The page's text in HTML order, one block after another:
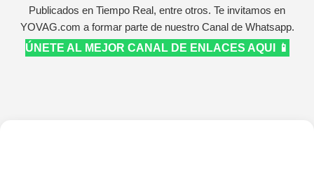
Publicados en Tiempo Real, entre otros. Te invitamos en
YOVAG.com a formar parte de nuestro Canal de Whatsapp.
ÚNETE AL MEJOR CANAL DE ENLACES AQUI 📱